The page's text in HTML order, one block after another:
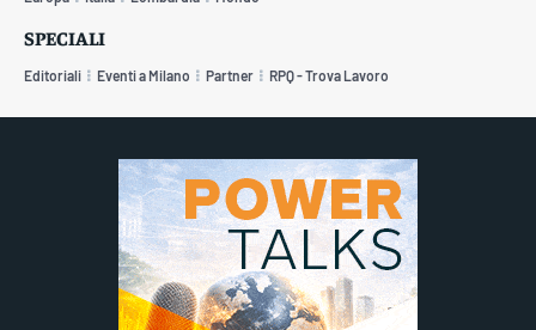
SPECIALI
Editoriali Eventi a Milano Partner RPQ - Trova Lavoro